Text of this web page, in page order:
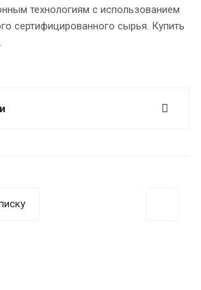
технологиям с использованием
сертифицированного сырья. Купить